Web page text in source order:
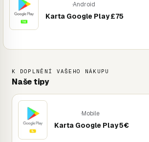
·Android
Karta Google Play £75
K DOPLNĚNÍ VAŠEHO NÁKUPU
Naše tipy
·Mobile
Karta Google Play 5€